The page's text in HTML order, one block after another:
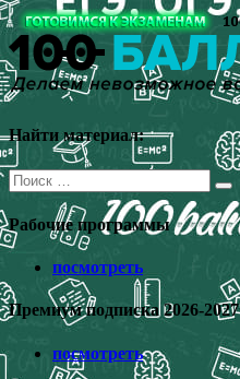
Перейти
к
содержимому
Найти материал:
Поиск
для:
Рабочие программы
посмотреть
Премиум подписка 2026-2027
посмотреть